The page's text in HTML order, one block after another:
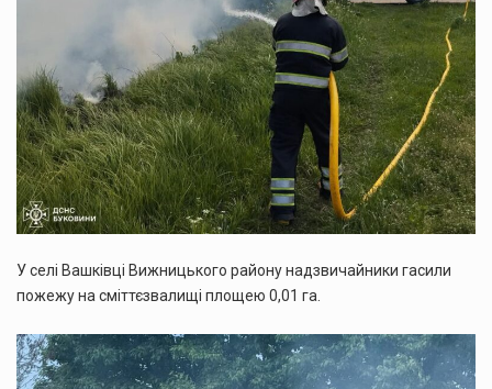
У селі Вашківці Вижницького району надзвичайники гасили
пожежу на сміттєзвалищі площею 0,01 га.